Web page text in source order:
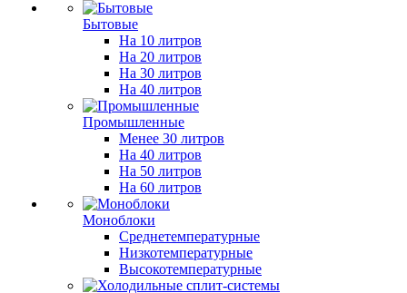
Бытовые
На 10 литров
На 20 литров
На 30 литров
На 40 литров
Промышленные
Менее 30 литров
На 40 литров
На 50 литров
На 60 литров
Моноблоки
Среднетемпературные
Низкотемпературные
Высокотемпературные